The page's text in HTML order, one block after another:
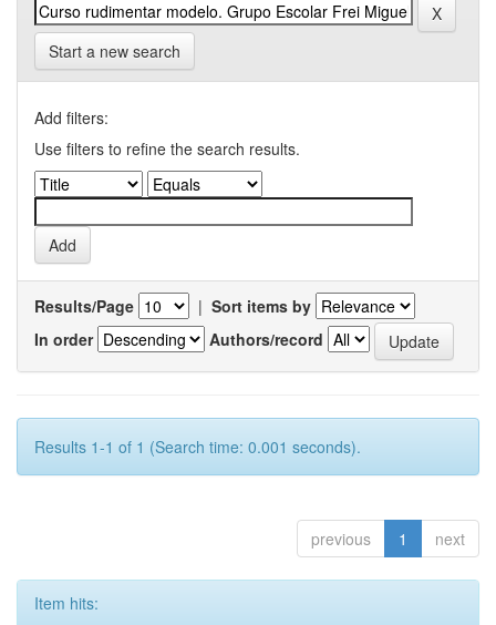
Start a new search
Add filters:
Use filters to refine the search results.
Results/Page | Sort items by
In order
Authors/record
Results 1-1 of 1 (Search time: 0.001 seconds).
previous 1 next
Item hits: